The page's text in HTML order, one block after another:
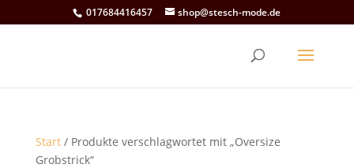
017684416457 shop@stesch-mode.de
Start/ Produkte verschlagwortet mit „Oversize
Grobstrick“